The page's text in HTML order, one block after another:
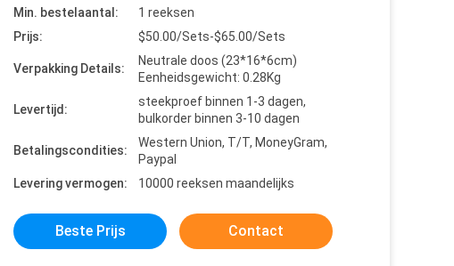
Min. bestelaantal:
1 reeksen
Prijs:
$50.00/Sets-$65.00/Sets
Verpakking Details:
Neutrale doos (23*16*6cm)
Eenheidsgewicht: 0.28Kg
Levertijd:
steekproef binnen 1-3 dagen,
bulkorder binnen 3-10 dagen
Betalingscondities:
Western Union, T/T, MoneyGram,
Paypal
Levering vermogen:
10000 reeksen maandelijks
Beste Prijs Contact